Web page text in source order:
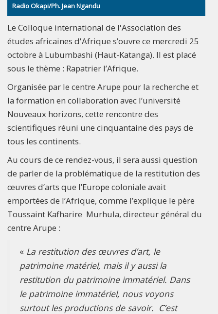
Radio Okapi/Ph. Jean Ngandu
Le Colloque international de l'Association des
études africaines d'Afrique s’ouvre ce mercredi 25
octobre à Lubumbashi (Haut-Katanga). Il est placé
sous le thème : Rapatrier l’Afrique.
Organisée par le centre Arupe pour la recherche et
la formation en collaboration avec l’université
Nouveaux horizons, cette rencontre des
scientifiques réuni une cinquantaine des pays de
tous les continents.
Au cours de ce rendez-vous, il sera aussi question
de parler de la problématique de la restitution des
œuvres d’arts que l’Europe coloniale avait
emportées de l’Afrique, comme l’explique le père
Toussaint Kafharire Murhula, directeur général du
centre Arupe :
« La restitution des œuvres d’art, le
patrimoine matériel, mais il y aussi la
restitution du patrimoine immatériel. Dans
le patrimoine immatériel, nous voyons
surtout les productions de savoir. C’est